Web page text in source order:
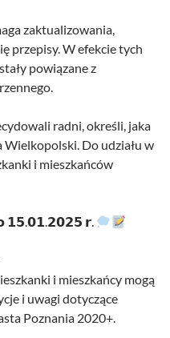
zaktualizowania,
przepisy. W efekcie tych
powiązane z
radni, określi, jaka
Wielkopolski. Do udziału w
i mieszkańców
𝟭𝟱.𝟬𝟭.𝟮𝟬𝟮𝟱 𝗿.
i mieszkańcy mogą
i uwagi dotyczące
Poznania 2020+.